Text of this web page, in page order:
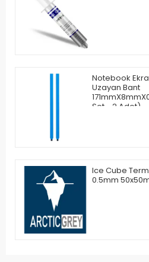
Notebook
Uzayan Bant
Set - 2 Adet)
Ice Cube
0.5mm